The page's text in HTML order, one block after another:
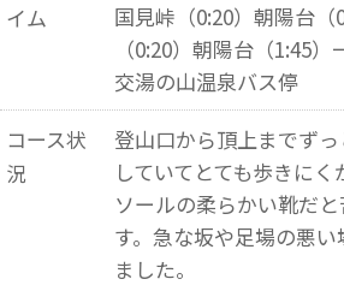
イム
国見峠（0:20）朝陽台（
（0:20）朝陽台（1:45
交湯の山温泉バス停
コース状
況
登山口から頂上までず
していてとても歩きにく
ソールの柔らかい靴だ
す。急な坂や足場の悪
ました。